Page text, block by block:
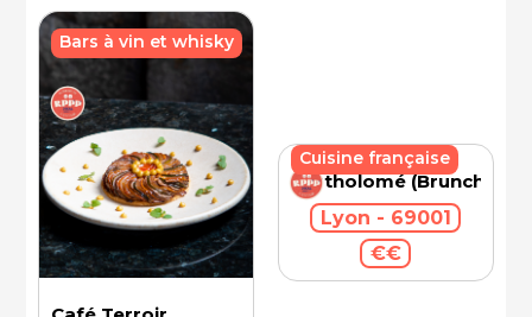
Bars à vin et whisky
Bartholomé (Brunch)
Lyon - 69001
€€
Cuisine française